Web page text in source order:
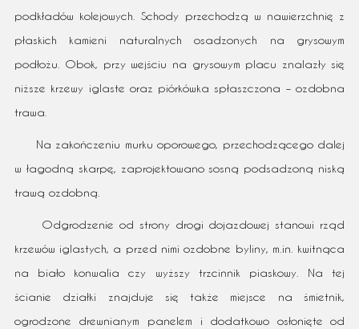
podkładów kolejowych. Schody przechodzą w nawierzchnię z
płaskich kamieni naturalnych osadzonych na grysowym
podłożu. Obok, przy wejściu na grysowym placu znalazły się
niższe krzewy iglaste oraz piórkówka spłaszczona – ozdobna
trawa.
Na zakończeniu murku oporowego, przechodzącego dalej
w łagodną skarpę, zaprojektowano sosną podsadzoną niską
trawą ozdobną.
Odgrodzenie od strony drogi dojazdowej stanowi rząd
krzewów iglastych, a przed nimi ozdobne byliny, m.in. kwitnąca
na biało konwalia czy wyższy trzcinnik piaskowy. Na tej
ścianie działki znajduje się także miejsce na śmietnik,
ogrodzone drewnianym panelem i dodatkowo osłonięte od